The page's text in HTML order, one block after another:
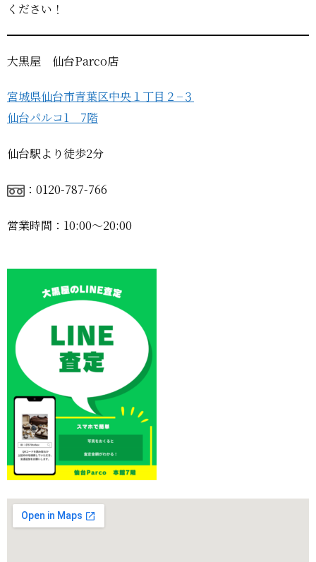
ください！
大黒屋 仙台Parco店
宮城県仙台市青葉区中央１丁目２−３
仙台パルコ1 7階
仙台駅より徒歩2分
：0120-787-766
営業時間：10:00〜20:00